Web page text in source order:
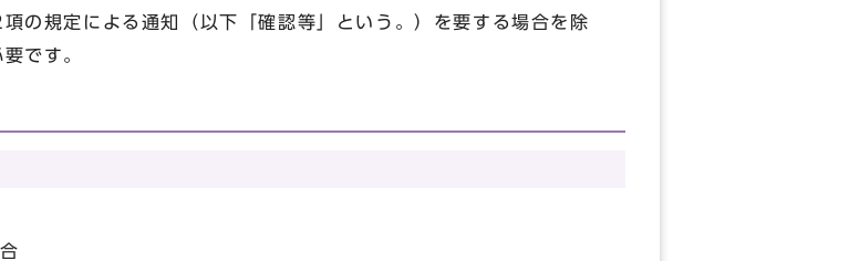
の規定による通知（以下「確認等」という。）を要する場合を除
です。